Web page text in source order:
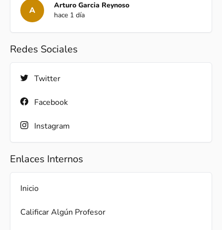
A
Arturo Garcia Reynoso
hace 1 día
Redes Sociales
Twitter
Facebook
Instagram
Enlaces Internos
Inicio
Calificar Algún Profesor